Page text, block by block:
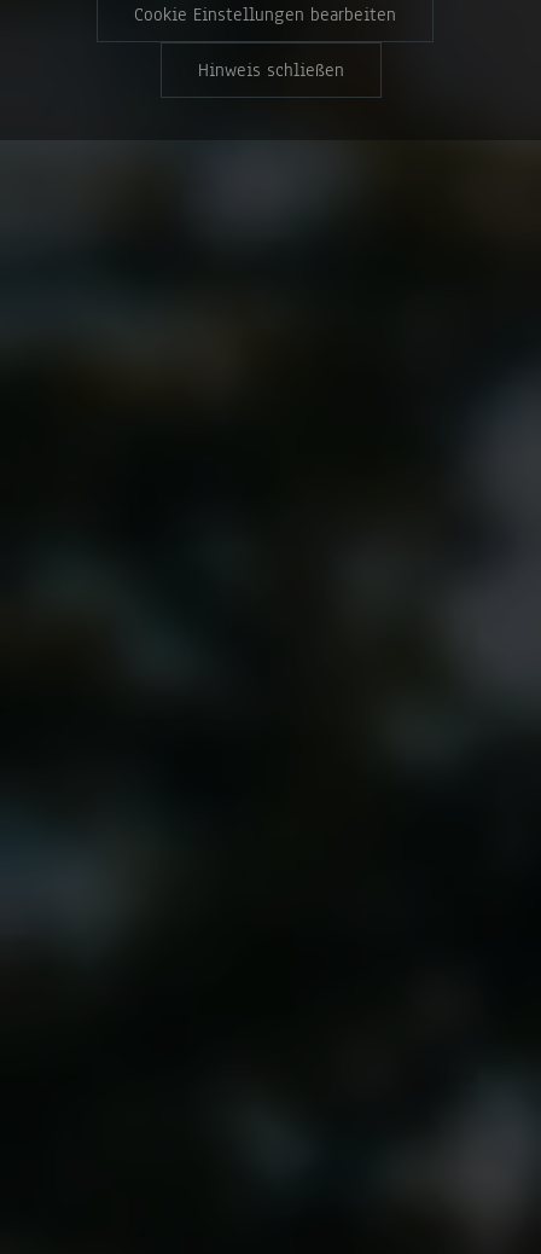
Cookie Einstellungen bearbeiten
Hinweis schließen